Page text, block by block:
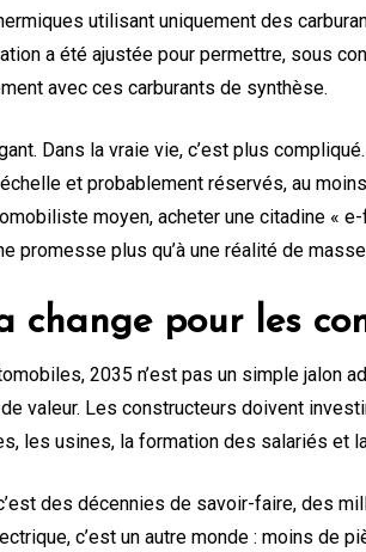
utilisant uniquement des
a été ajustée pour permettre, sous
avec ces carburants de synthèse.
Dans la vraie vie, c’est plus
et probablement réservés, au
moyen, acheter une citadine «
promesse plus qu’à une réalité de
change pour les
2035 n’est pas un simple jalon
valeur. Les constructeurs doivent
les usines, la formation des salariés et
des décennies de savoir-faire, des
c’est un autre monde : moins de